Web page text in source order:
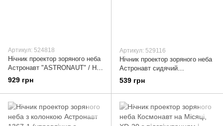
Артикул: 524818
Нічник проектор зоряного неба
Астронавт "ASTRONAUT" / HR-
E1
929 грн
Артикул: 529116
Нічник проектор зоряного неба
Астронавт сидячий
"ASTRONAUT" / HR-E2
539 грн